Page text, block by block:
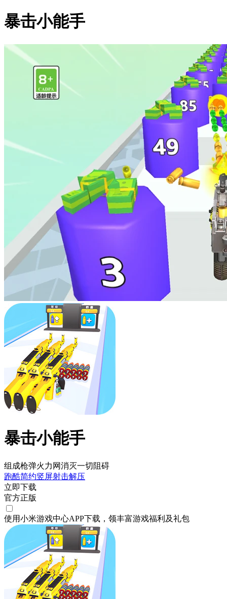
暴击小能手
暴击小能手
组成枪弹火力网消灭一切阻碍
跑酷简约竖屏射击解压
立即下载
官方正版
使用小米游戏中心APP下载 ，领丰富游戏福利 及礼包